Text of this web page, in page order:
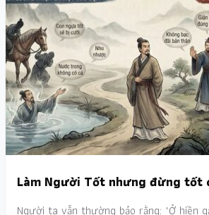
Làm Người Tốt nhưng đừng tốt
Người ta vẫn thường bảo rằng: "Ở hiền